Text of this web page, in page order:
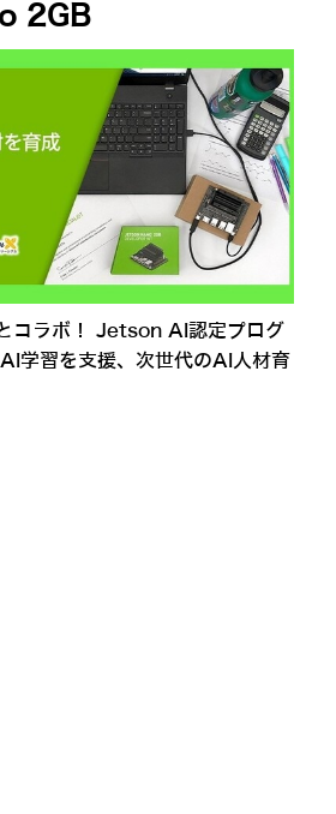
2GB
コラボ！ Jetson AI認定プログ
学習を支援、次世代のAI人材育